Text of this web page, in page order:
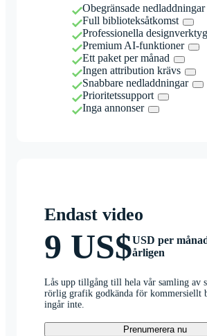
Obegränsade nedladdningar
Full biblioteksåtkomst
Professionella designverktyg
Premium AI-funktioner
Ett paket per månad
Ingen attribution krävs
Snabbare nedladdningar
Prioritetssupport
Inga annonser
Endast video
9 US$USD per
årligen
Lås upp tillgång till hela vår samling av
rörlig grafik godkända för kommersiellt
ingår inte.
Prenumerera nu